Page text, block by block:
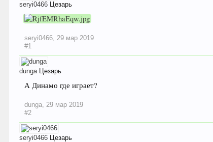
seryi0466 Цезарь
seryi0466, 29 мар 2019
#1
dunga Цезарь
А Динамо где играет?
dunga, 29 мар 2019
#2
seryi0466 Цезарь